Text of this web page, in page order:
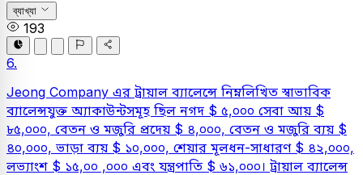
ব্যাখ্যা
193
6.
Jeong Company এর ট্রায়াল ব্যালেন্সে নিম্নলিখিত স্বাভাবিক
ব্যালেন্সযুক্ত অ্যাকাউন্টসমূহ ছিল নগদ $ ৫,০০০ সেবা আয় $
৮৫,০০০, বেতন ও মজুরি প্রদেয় $ ৪,০০০, বেতন ও মজুরি ব্যয় $
৪০,০০০, ভাড়া ব্যয় $ ১০,০০০, শেয়ার মূলধন-সাধারণ $ ৪২,০০০,
লভ্যাংশ $ ১৫,০০ ,০০০ এবং যন্ত্রপাতি $ ৬১,০০০। ট্রায়াল ব্যালেন্স